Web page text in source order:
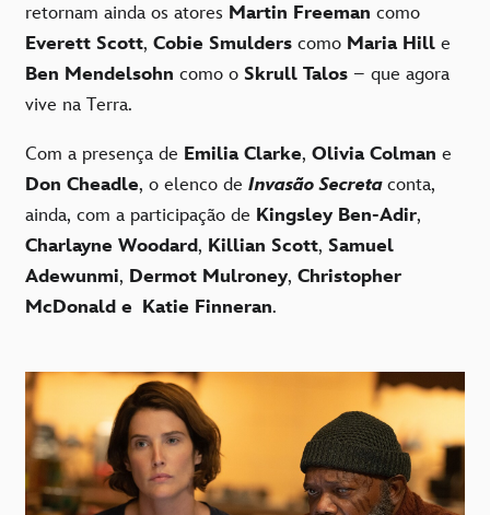
retornam ainda os atores Martin Freeman como
Everett Scott, Cobie Smulders como Maria Hill e
Ben Mendelsohn como o Skrull Talos – que agora
vive na Terra.
Com a presença de Emilia Clarke, Olivia Colman e
Don Cheadle, o elenco de Invasão Secreta conta,
ainda, com a participação de Kingsley Ben-Adir,
Charlayne Woodard, Killian Scott, Samuel
Adewunmi, Dermot Mulroney, Christopher
McDonald e Katie Finneran.